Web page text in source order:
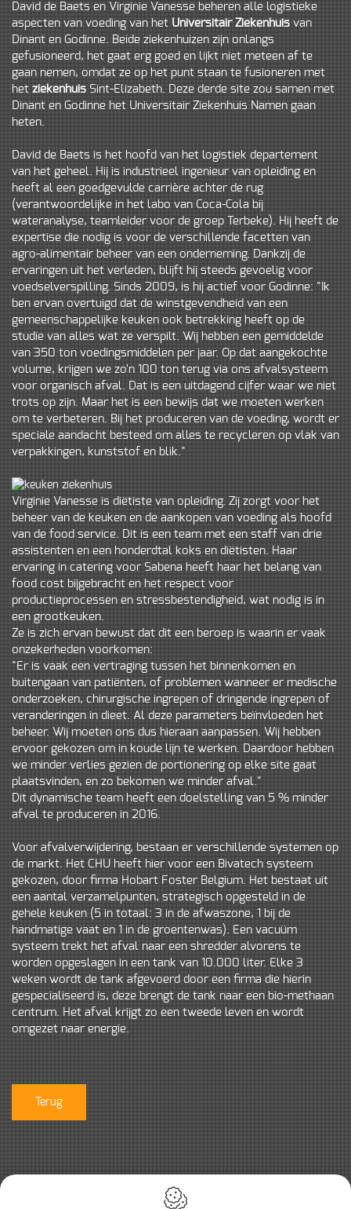
David de Baets en Virginie Vanesse beheren alle logistieke
aspecten van voeding van het Universitair Ziekenhuis van
Dinant en Godinne. Beide ziekenhuizen zijn onlangs
gefusioneerd, het gaat erg goed en lijkt niet meteen af te
gaan nemen, omdat ze op het punt staan te fusioneren met
het ziekenhuis Sint-Elizabeth. Deze derde site zou samen met
Dinant en Godinne het Universitair Ziekenhuis Namen gaan
heten.
David de Baets is het hoofd van het logistiek departement
van het geheel. Hij is industrieel ingenieur van opleiding en
heeft al een goedgevulde carrière achter de rug
(verantwoordelijke in het labo van Coca-Cola bij
wateranalyse, teamleider voor de groep Terbeke). Hij heeft de
expertise die nodig is voor de verschillende facetten van
agro-alimentair beheer van een onderneming. Dankzij de
ervaringen uit het verleden, blijft hij steeds gevoelig voor
voedselverspilling. Sinds 2009, is hij actief voor Godinne: "Ik
ben ervan overtuigd dat de winstgevendheid van een
gemeenschappelijke keuken ook betrekking heeft op de
studie van alles wat ze verspilt. Wij hebben een gemiddelde
van 350 ton voedingsmiddelen per jaar. Op dat aangekochte
volume, krijgen we zo'n 100 ton terug via ons afvalsysteem
voor organisch afval. Dat is een uitdagend cijfer waar we niet
trots op zijn. Maar het is een bewijs dat we moeten werken
om te verbeteren. Bij het produceren van de voeding, wordt er
speciale aandacht besteed om alles te recycleren op vlak van
verpakkingen, kunststof en blik."
Virginie Vanesse is diëtiste van opleiding. Zij zorgt voor het
beheer van de keuken en de aankopen van voeding als hoofd
van de food service. Dit is een team met een staff van drie
assistenten en een honderdtal koks en diëtisten. Haar
ervaring in catering voor Sabena heeft haar het belang van
food cost bijgebracht en het respect voor
productieprocessen en stressbestendigheid, wat nodig is in
een grootkeuken.
Ze is zich ervan bewust dat dit een beroep is waarin er vaak
onzekerheden voorkomen:
"Er is vaak een vertraging tussen het binnenkomen en
buitengaan van patiënten, of problemen wanneer er medische
onderzoeken, chirurgische ingrepen of dringende ingrepen of
veranderingen in dieet. Al deze parameters beïnvloeden het
beheer. Wij moeten ons dus hieraan aanpassen. Wij hebben
ervoor gekozen om in koude lijn te werken. Daardoor hebben
we minder verlies gezien de portionering op elke site gaat
plaatsvinden, en zo bekomen we minder afval."
Dit dynamische team heeft een doelstelling van 5 % minder
afval te produceren in 2016.
Voor afvalverwijdering, bestaan er verschillende systemen op
de markt. Het CHU heeft hier voor een Bivatech systeem
gekozen, door firma Hobart Foster Belgium. Het bestaat uit
een aantal verzamelpunten, strategisch opgesteld in de
gehele keuken (5 in totaal: 3 in de afwaszone, 1 bij de
handmatige vaat en 1 in de groentenwas). Een vacuüm
systeem trekt het afval naar een shredder alvorens te
worden opgeslagen in een tank van 10.000 liter. Elke 3
weken wordt de tank afgevoerd door een firma die hierin
gespecialiseerd is, deze brengt de tank naar een bio-methaan
centrum. Het afval krijgt zo een tweede leven en wordt
omgezet naar energie.
Terug